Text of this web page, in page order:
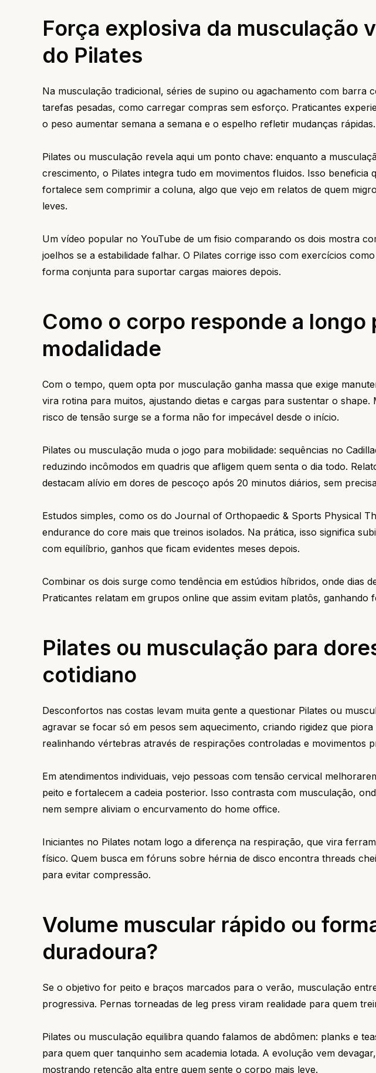
Força explosiva da musculação
do Pilates
Na musculação tradicional, séries de supino ou agachamento com barra
tarefas pesadas, como carregar compras sem esforço. Praticantes
o peso aumentar semana a semana e o espelho refletir mudanças rápidas.
Pilates ou musculação revela aqui um ponto chave: enquanto a
crescimento, o Pilates integra tudo em movimentos fluidos. Isso beneficia
fortalece sem comprimir a coluna, algo que vejo em relatos de quem
leves.
Um vídeo popular no YouTube de um fisio comparando os dois mostra
joelhos se a estabilidade falhar. O Pilates corrige isso com exercícios
forma conjunta para suportar cargas maiores depois.
Como o corpo responde a longo
modalidade
Com o tempo, quem opta por musculação ganha massa que exige
vira rotina para muitos, ajustando dietas e cargas para sustentar o
risco de tensão surge se a forma não for impecável desde o início.
Pilates ou musculação muda o jogo para mobilidade: sequências no
reduzindo incômodos em quadris que afligem quem senta o dia todo.
destacam alívio em dores de pescoço após 20 minutos diários, sem
Estudos simples, como os do Journal of Orthopaedic & Sports Physical
endurance do core mais que treinos isolados. Na prática, isso significa
com equilíbrio, ganhos que ficam evidentes meses depois.
Combinar os dois surge como tendência em estúdios híbridos, onde dias
Praticantes relatam em grupos online que assim evitam platôs, ganhando
Pilates ou musculação para
cotidiano
Desconfortos nas costas levam muita gente a questionar Pilates ou
agravar se focar só em pesos sem aquecimento, criando rigidez que
realinhando vértebras através de respirações controladas e movimentos
Em atendimentos individuais, vejo pessoas com tensão cervical
peito e fortalecem a cadeia posterior. Isso contrasta com musculação,
nem sempre aliviam o encurvamento do home office.
Iniciantes no Pilates notam logo a diferença na respiração, que vira
físico. Quem busca em fóruns sobre hérnia de disco encontra threads
para evitar compressão.
Volume muscular rápido ou
duradoura?
Se o objetivo for peito e braços marcados para o verão, musculação
progressiva. Pernas torneadas de leg press viram realidade para quem
Pilates ou musculação equilibra quando falamos de abdômen: planks e
para quem quer tanquinho sem academia lotada. A evolução vem
mostrando retenção alta entre quem sente o corpo mais leve.